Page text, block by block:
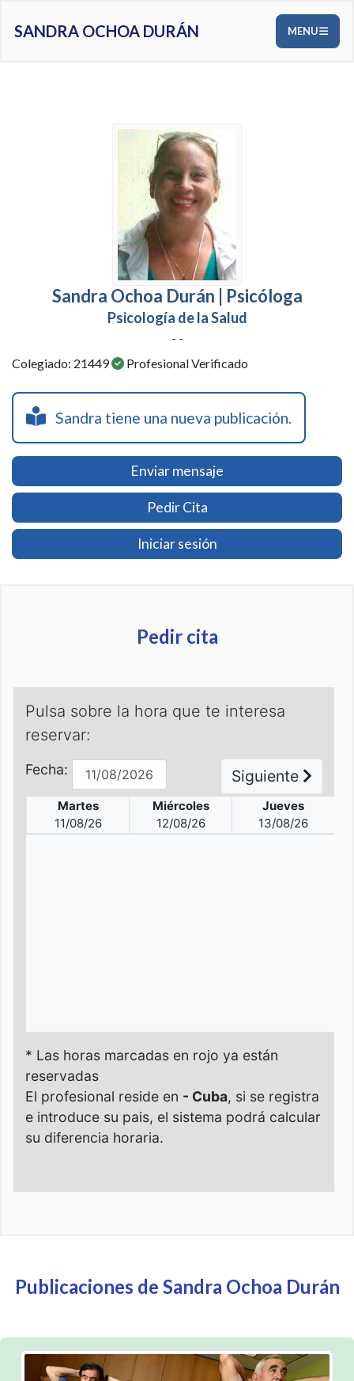
SANDRA OCHOA DURÁN MENU
Sandra Ochoa Durán | Psicóloga
Psicología de la Salud
- -
Colegiado: 21449 Profesional Verificado
Sandra tiene una nueva publicación.
Enviar mensaje
Pedir Cita
Iniciar sesión
Pedir cita
Publicaciones de Sandra Ochoa Durán